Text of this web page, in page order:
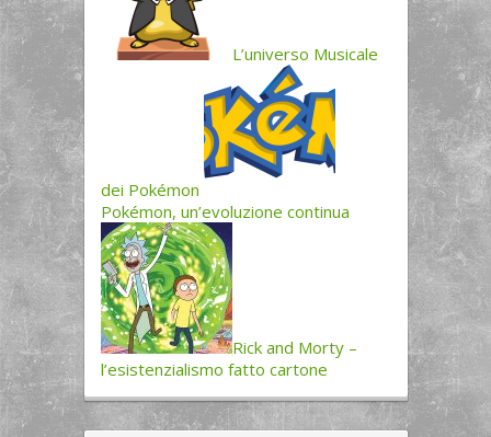
L’universo Musicale
dei Pokémon
Pokémon, un’evoluzione continua
Rick and Morty –
l’esistenzialismo fatto cartone